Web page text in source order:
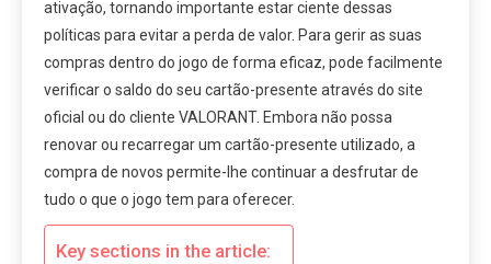
ativação, tornando importante estar ciente dessas
políticas para evitar a perda de valor. Para gerir as suas
compras dentro do jogo de forma eficaz, pode facilmente
verificar o saldo do seu cartão-presente através do site
oficial ou do cliente VALORANT. Embora não possa
renovar ou recarregar um cartão-presente utilizado, a
compra de novos permite-lhe continuar a desfrutar de
tudo o que o jogo tem para oferecer.
Key sections in the article: